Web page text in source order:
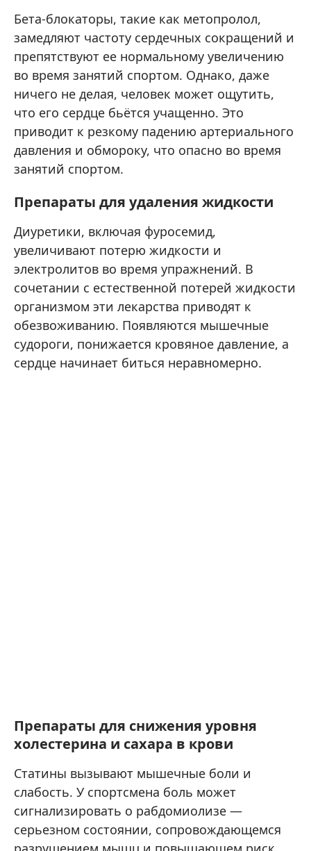
Бета-блокаторы, такие как метопролол,
замедляют частоту сердечных сокращений и
препятствуют ее нормальному увеличению
во время занятий спортом. Однако, даже
ничего не делая, человек может ощутить,
что его сердце бьётся учащенно. Это
приводит к резкому падению артериального
давления и обмороку, что опасно во время
занятий спортом.
Препараты для удаления жидкости
Диуретики, включая фуросемид,
увеличивают потерю жидкости и
электролитов во время упражнений. В
сочетании с естественной потерей жидкости
организмом эти лекарства приводят к
обезвоживанию. Появляются мышечные
судороги, понижается кровяное давление, а
сердце начинает биться неравномерно.
Препараты для снижения уровня
холестерина и сахара в крови
Статины вызывают мышечные боли и
слабость. У спортсмена боль может
сигнализировать о рабдомиолизе —
серьезном состоянии, сопровождающемся